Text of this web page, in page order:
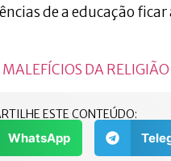
de a educação
MALEFÍCIOS DA RELIGIÃO
ESTE CONTEÚDO:
WhatsApp